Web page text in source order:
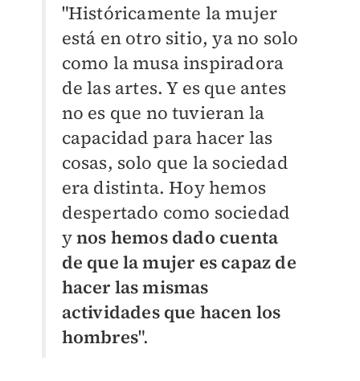
"Históricamente la mujer
está en otro sitio, ya no solo
como la musa inspiradora
de las artes. Y es que antes
no es que no tuvieran la
capacidad para hacer las
cosas, solo que la sociedad
era distinta. Hoy hemos
despertado como sociedad
ynos hemos dado cuenta
de que la mujer es capaz de
hacer las mismas
actividades que hacen los
hombres".